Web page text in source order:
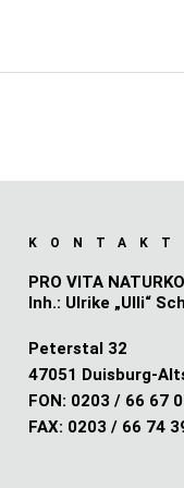
KONTAKT
PRO VITA
Inh.: Ulrike „Ulli“
Peterstal 32
47051 Duisburg-
FON: 0203 / 66 67
FAX: 0203 / 66 74